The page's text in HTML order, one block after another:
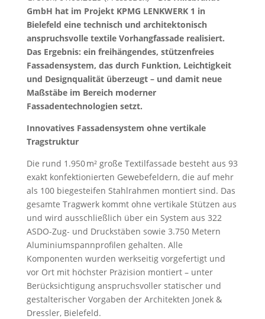
GmbH hat im Projekt KPMG LENKWERK 1 in
Bielefeld eine technisch und architektonisch
anspruchsvolle textile Vorhangfassade realisiert.
Das Ergebnis: ein freihängendes, stützenfreies
Fassadensystem, das durch Funktion, Leichtigkeit
und Designqualität überzeugt – und damit neue
Maßstäbe im Bereich moderner
Fassadentechnologien setzt.
Innovatives Fassadensystem ohne vertikale
Tragstruktur
Die rund 1.950 m² große Textilfassade besteht aus 93
exakt konfektionierten Gewebefeldern, die auf mehr
als 100 biegesteifen Stahlrahmen montiert sind. Das
gesamte Tragwerk kommt ohne vertikale Stützen aus
und wird ausschließlich über ein System aus 322
ASDO-Zug- und Druckstäben sowie 3.750 Metern
Aluminiumspannprofilen gehalten. Alle
Komponenten wurden werkseitig vorgefertigt und
vor Ort mit höchster Präzision montiert – unter
Berücksichtigung anspruchsvoller statischer und
gestalterischer Vorgaben der Architekten Jonek &
Dressler, Bielefeld.